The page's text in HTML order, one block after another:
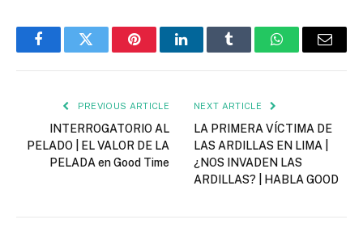
FacebookTwitter PinterestLinkedInTumblr WhatsAppEmail
PREVIOUS ARTICLE
INTERROGATORIO AL
PELADO | EL VALOR DE LA
PELADA en Good Time
NEXT ARTICLE
LA PRIMERA VÍCTIMA DE
LAS ARDILLAS EN LIMA |
¿NOS INVADEN LAS
ARDILLAS? | HABLA GOOD